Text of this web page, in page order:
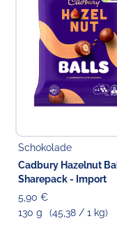
Schokolade
Cadbury Hazelnut
Sharepack - Import
5,90 €
130 g
(45,38 / 1 kg)